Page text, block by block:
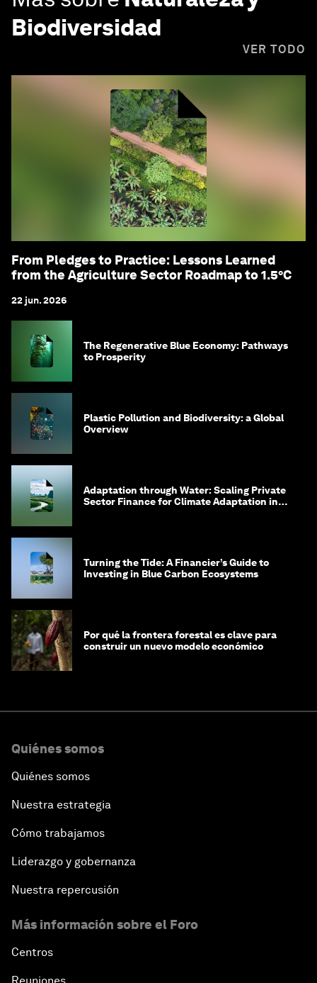
Biodiversidad
VER TODO
From Pledges to Practice: Lessons Learned
from the Agriculture Sector Roadmap to 1.5°C
22 jun. 2026
The Regenerative Blue Economy: Pathways
to Prosperity
Plastic Pollution and Biodiversity: a Global
Overview
Adaptation through Water: Scaling Private
Sector Finance for Climate Adaptation in
Turning the Tide: A Financier’s Guide to
Investing in Blue Carbon Ecosystems
Por qué la frontera forestal es clave para
construir un nuevo modelo económico
Quiénes somos
Quiénes somos
Nuestra estrategia
Cómo trabajamos
Liderazgo y gobernanza
Nuestra repercusión
Más información sobre el Foro
Centros